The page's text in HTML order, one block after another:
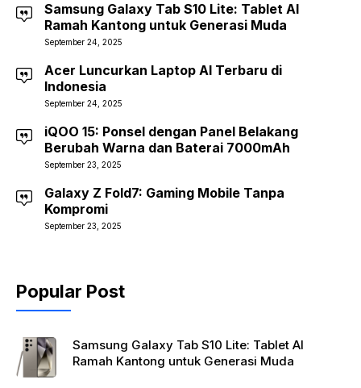
Samsung Galaxy Tab S10 Lite: Tablet AI
Ramah Kantong untuk Generasi Muda
September 24, 2025
Acer Luncurkan Laptop AI Terbaru di
Indonesia
September 24, 2025
iQOO 15: Ponsel dengan Panel Belakang
Berubah Warna dan Baterai 7000mAh
September 23, 2025
Galaxy Z Fold7: Gaming Mobile Tanpa
Kompromi
September 23, 2025
Popular Post
Samsung Galaxy Tab S10 Lite: Tablet AI
Ramah Kantong untuk Generasi Muda